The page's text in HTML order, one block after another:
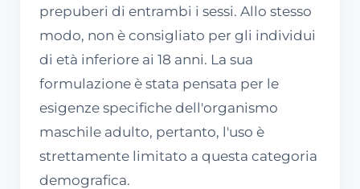
prepuberi di entrambi i sessi. Allo stesso
modo, non è consigliato per gli individui
di età inferiore ai 18 anni. La sua
formulazione è stata pensata per le
esigenze specifiche dell'organismo
maschile adulto, pertanto, l'uso è
strettamente limitato a questa categoria
demografica.